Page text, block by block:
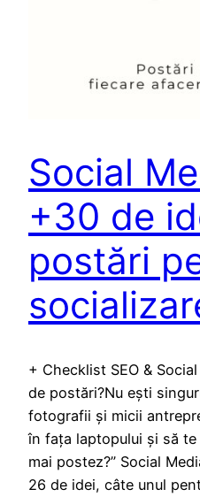
Social
+30 de
postări
+ Checklist SEO &
de postări?Nu ești
fotografii și micii
în fața laptopului și să
mai postez?” Social
26 de idei, câte unul